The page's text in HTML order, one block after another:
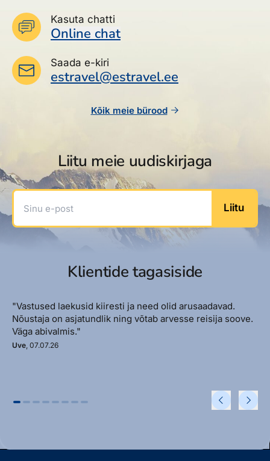
Kasuta chatti
Online chat
Saada e-kiri
estravel@estravel.ee
Kõik meie bürood
Liitu meie uudiskirjaga
Sinu e-post
Liitu
Klientide tagasiside
"Vastused laekusid kiiresti ja need olid arusaadavad.
Nõustaja on asjatundlik ning võtab arvesse reisija soove.
Väga abivalmis."
Uve , 07.07.26